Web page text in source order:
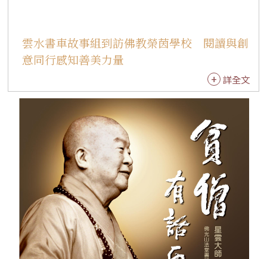
雲水書車故事組到訪佛教榮茵學校 閱讀與創
意同行感知善美力量
詳全文